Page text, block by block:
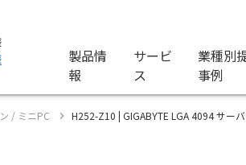
製品情
報
サービ
ス
業種別
事例
/ ミニPC H252-Z10 | GIGABYTE LGA 4094 サー